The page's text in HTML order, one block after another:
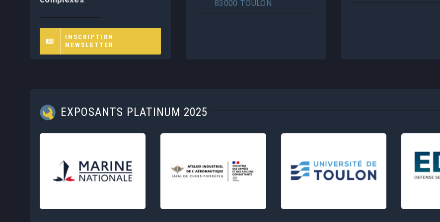
INSCRIPTION
NEWSLETTER
83000 TOULON
EXPOSANTS PLATINUM 2025